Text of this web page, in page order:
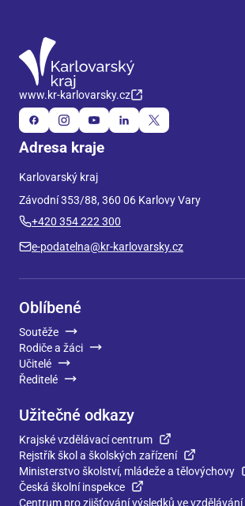
www.kr-karlovarsky.cz
Adresa kraje
Karlovarský kraj
Závodní 353/88, 360 06 Karlovy Vary
+420 354 222 300
e-podatelna@kr-karlovarsky.cz
Oblíbené
Soutěže
Rodiče a žáci
Učitelé
Ředitelé
Užitečné odkazy
Krajské vzdělávací centrum
Rejstřík škol a školských zařízení
Ministerstvo školství, mládeže a tělovýchovy
Česká školní inspekce
Centrum pro zjišťování výsledků ve vzdělávání